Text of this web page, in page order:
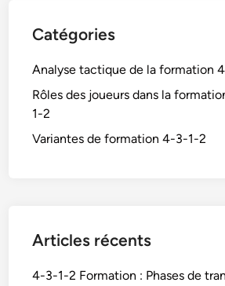
Catégories
Analyse tactique de la formation
Rôles des joueurs dans la
1-2
Variantes de formation 4-3-1-2
Articles récents
4-3-1-2 Formation : Phases de